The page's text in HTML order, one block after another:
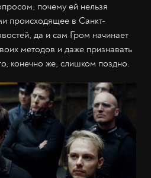
почему ей нельзя
происходящее в Санкт-
да и сам Гром начинает
методов и даже признавать
конечно же, слишком поздно.